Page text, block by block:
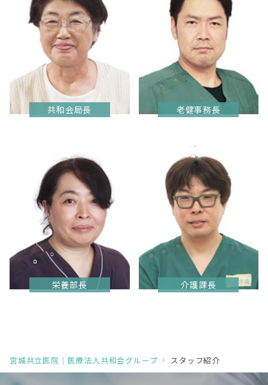
共和会局長 老健事務長
栄養部長 介護課長
宮城共立医院｜医療法人共和会グループ スタッフ紹介